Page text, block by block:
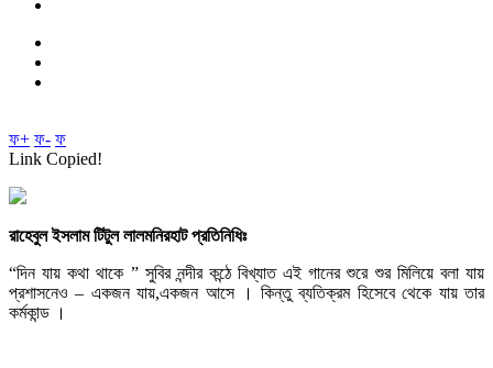
ফ+ ফ- ফ
Link Copied!
রাহেবুল ইসলাম টিটুল লালমনিরহাট প্রতিনিধিঃ
“দিন যায় কথা থাকে ” সুবির নন্দীর কন্ঠে বিখ্যাত এই গানের শুরে শুর মিলিয়ে বলা যায়
প্রশাসনেও – একজন যায়,একজন আসে । কিন্তু ব্যতিক্রম হিসেবে থেকে যায় তার
কর্মকান্ড ।